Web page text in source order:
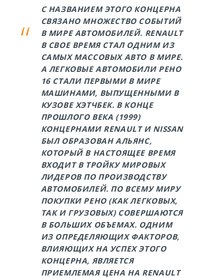
С НАЗВАНИЕМ ЭТОГО КОНЦЕРНА
СВЯЗАНО МНОЖЕСТВО СОБЫТИЙ
В МИРЕ АВТОМОБИЛЕЙ. RENAULT
В СВОЕ ВРЕМЯ СТАЛ ОДНИМ ИЗ
САМЫХ МАССОВЫХ АВТО В МИРЕ.
А ЛЕГКОВЫЕ АВТОМОБИЛИ РЕНО
16 СТАЛИ ПЕРВЫМИ В МИРЕ
МАШИНАМИ, ВЫПУЩЕННЫМИ В
КУЗОВЕ ХЭТЧБЕК. В КОНЦЕ
ПРОШЛОГО ВЕКА (1999)
КОНЦЕРНАМИ RENAULT И NISSAN
БЫЛ ОБРАЗОВАН АЛЬЯНС,
КОТОРЫЙ В НАСТОЯЩЕЕ ВРЕМЯ
ВХОДИТ В ТРОЙКУ МИРОВЫХ
ЛИДЕРОВ ПО ПРОИЗВОДСТВУ
АВТОМОБИЛЕЙ. ПО ВСЕМУ МИРУ
ПОКУПКИ РЕНО (КАК ЛЕГКОВЫХ,
ТАК И ГРУЗОВЫХ) СОВЕРШАЮТСЯ
В БОЛЬШИХ ОБЪЕМАХ. ОДНИМ
ИЗ ОПРЕДЕЛЯЮЩИХ ФАКТОРОВ,
ВЛИЯЮЩИХ НА УСПЕХ ЭТОГО
КОНЦЕРНА, ЯВЛЯЕТСЯ
ПРИЕМЛЕМАЯ ЦЕНА НА RENAULT